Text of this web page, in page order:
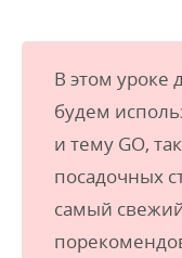
В этом уроке
будем
и тему GO,
посадочных
самый